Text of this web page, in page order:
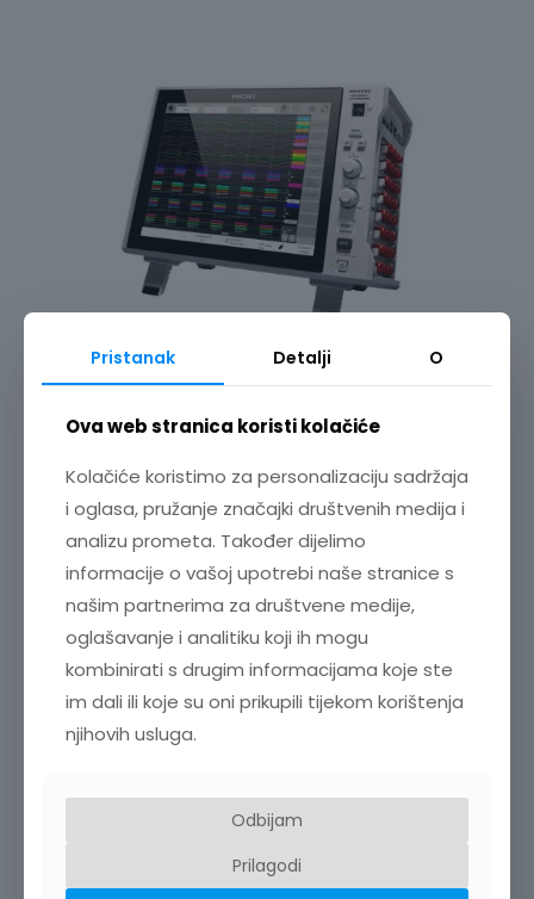
SUSTAV ZA SNIMANJE PODATAKA MR6000
Cijena na upit
SRODNI PROIZVODI
Pristanak Detalji O
Ova web stranica koristi kolačiće
Kolačiće koristimo za personalizaciju sadržaja
i oglasa, pružanje značajki društvenih medija i
analizu prometa. Također dijelimo
informacije o vašoj upotrebi naše stranice s
našim partnerima za društvene medije,
oglašavanje i analitiku koji ih mogu
kombinirati s drugim informacijama koje ste
im dali ili koje su oni prikupili tijekom korištenja
njihovih usluga.
Odbijam
Prilagodi